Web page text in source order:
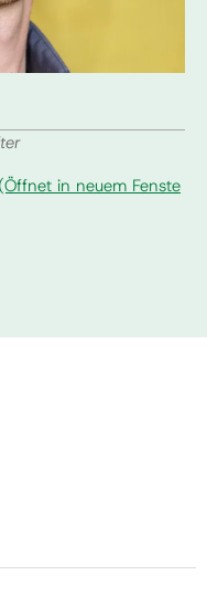
(Öffnet in neuem Fenste